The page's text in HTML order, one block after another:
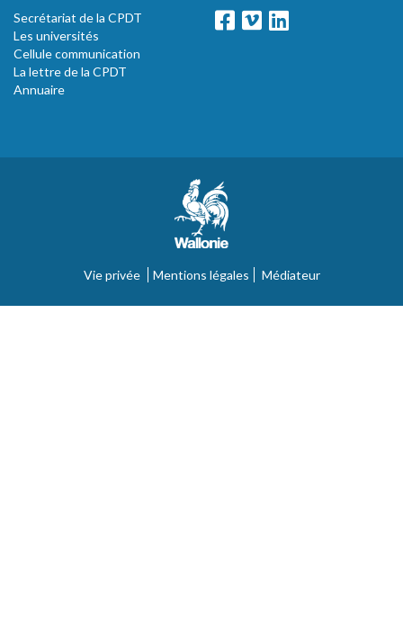
Secrétariat de la CPDT
Les universités
Cellule communication
La lettre de la CPDT
Annuaire
Vie privée Mentions légales Médiateur